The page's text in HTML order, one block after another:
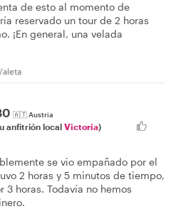
de esto al momento de
reservado un tour de 2 horas
¡En general, una velada
🇦🇹Austria
anfitrión local Victoria)
se vio empañado por el
2 horas y 5 minutos de tiempo,
horas. Todavía no hemos